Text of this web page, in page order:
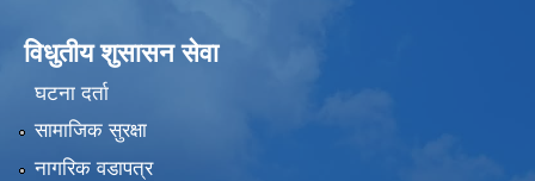
विधुतीय शुसासन सेवा
घटना दर्ता
सामाजिक सुरक्षा
नागरिक वडापत्र